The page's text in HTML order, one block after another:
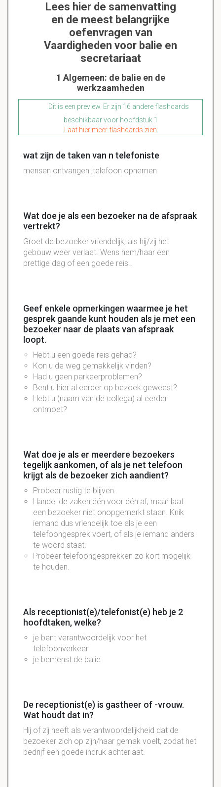
Lees hier de samenvatting
en de meest belangrijke
oefenvragen van
Vaardigheden voor balie en
secretariaat
1 Algemeen: de balie en de
werkzaamheden
Dit is een preview. Er zijn 16 andere flashcards
beschikbaar voor hoofdstuk 1
Laat hier meer flashcards zien
wat zijn de taken van n telefoniste
mensen ontvangen ,telefoon opnemen
Wat doe je als een bezoeker na de afspraak
vertrekt?
Groet de bezoeker vriendelijk, als hij/zij het
gebouw weer verlaat. Wens hem/haar een
prettige dag of een goede reis..
Geef enkele opmerkingen waarmee je het
gesprek gaande kunt houden als je met een
bezoeker naar de plaats van afspraak
loopt.
Hebt u een goede reis gehad?
Kon u de weg gemakkelijk vinden?
Had u geen parkeerproblemen?
Bent u hier al eerder op bezoek geweest?
Hebt u (naam van de collega) al eerder
ontmoet?
Wat doe je als er meerdere bezoekers
tegelijk aankomen, of als je net telefoon
krijgt als de bezoeker zich aandient?
Probeer rustig te blijven.
Handel de zaken één voor één af, maar laat
een bezoeker niet onopgemerkt staan. Knik
iemand dus vriendelijk toe als je een
telefoongesprek voert, of als je iemand anders
te woord staat.
Probeer telefoongesprekken zo kort mogelijk
te houden.
Als receptionist(e)/telefonist(e) heb je 2
hoofdtaken, welke?
je bent verantwoordelijk voor het
telefoonverkeer
je bemenst de balie
De receptionist(e) is gastheer of -vrouw.
Wat houdt dat in?
Hij of zij heeft als verantwoordelijkheid dat de
bezoeker zich op zijn/haar gemak voelt, zodat het
bedrijf een goede indruk achterlaat.